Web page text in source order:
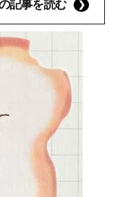
記事を読む